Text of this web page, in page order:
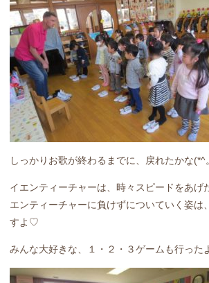
しっかりお歌が終わるまでに、戻れたかな(*^
イエンティーチャーは、時々スピードをあげ
エンティーチャーに負けずについていく姿は
すよ♡
みんな大好きな、１・２・３ゲームも行った